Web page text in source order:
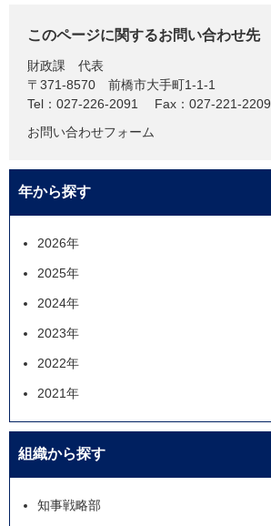
このページに関するお問い合わせ先
財政課
代表
〒371-8570
前橋市大手町1-1-1
Tel：027-226-2091
Fax：027-221-2209
お問い合わせフォーム
年から探す
2026年
2025年
2024年
2023年
2022年
2021年
組織から探す
知事戦略部